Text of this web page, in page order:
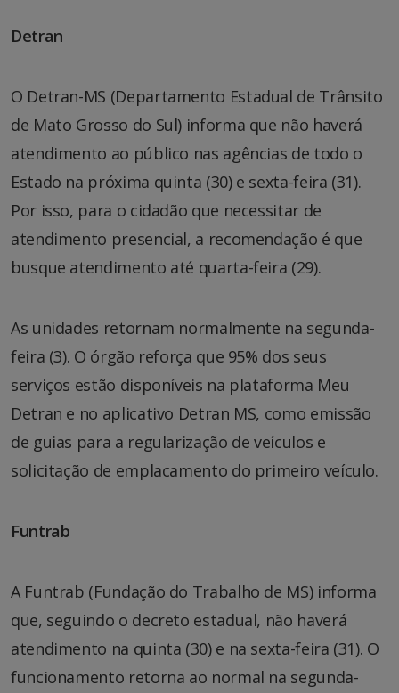
Detran
O Detran-MS (Departamento Estadual de Trânsito
de Mato Grosso do Sul) informa que não haverá
atendimento ao público nas agências de todo o
Estado na próxima quinta (30) e sexta-feira (31).
Por isso, para o cidadão que necessitar de
atendimento presencial, a recomendação é que
busque atendimento até quarta-feira (29).
As unidades retornam normalmente na segunda-
feira (3). O órgão reforça que 95% dos seus
serviços estão disponíveis na plataforma Meu
Detran e no aplicativo Detran MS, como emissão
de guias para a regularização de veículos e
solicitação de emplacamento do primeiro veículo.
Funtrab
A Funtrab (Fundação do Trabalho de MS) informa
que, seguindo o decreto estadual, não haverá
atendimento na quinta (30) e na sexta-feira (31). O
funcionamento retorna ao normal na segunda-